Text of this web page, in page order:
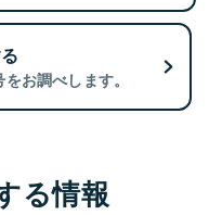
お調べします。
る情報